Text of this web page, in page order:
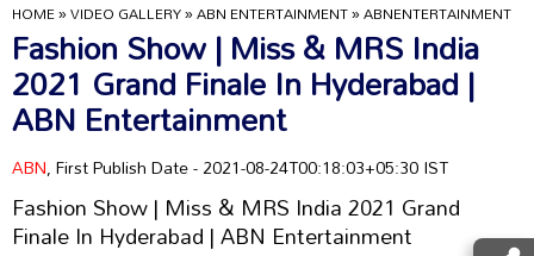
HOME»VIDEO GALLERY»ABN ENTERTAINMENT»ABNENTERTAINMENT
Fashion Show | Miss & MRS India
2021 Grand Finale In Hyderabad |
ABN Entertainment
ABN, First Publish Date - 2021-08-24T00:18:03+05:30 IST
Fashion Show | Miss & MRS India 2021 Grand
Finale In Hyderabad | ABN Entertainment